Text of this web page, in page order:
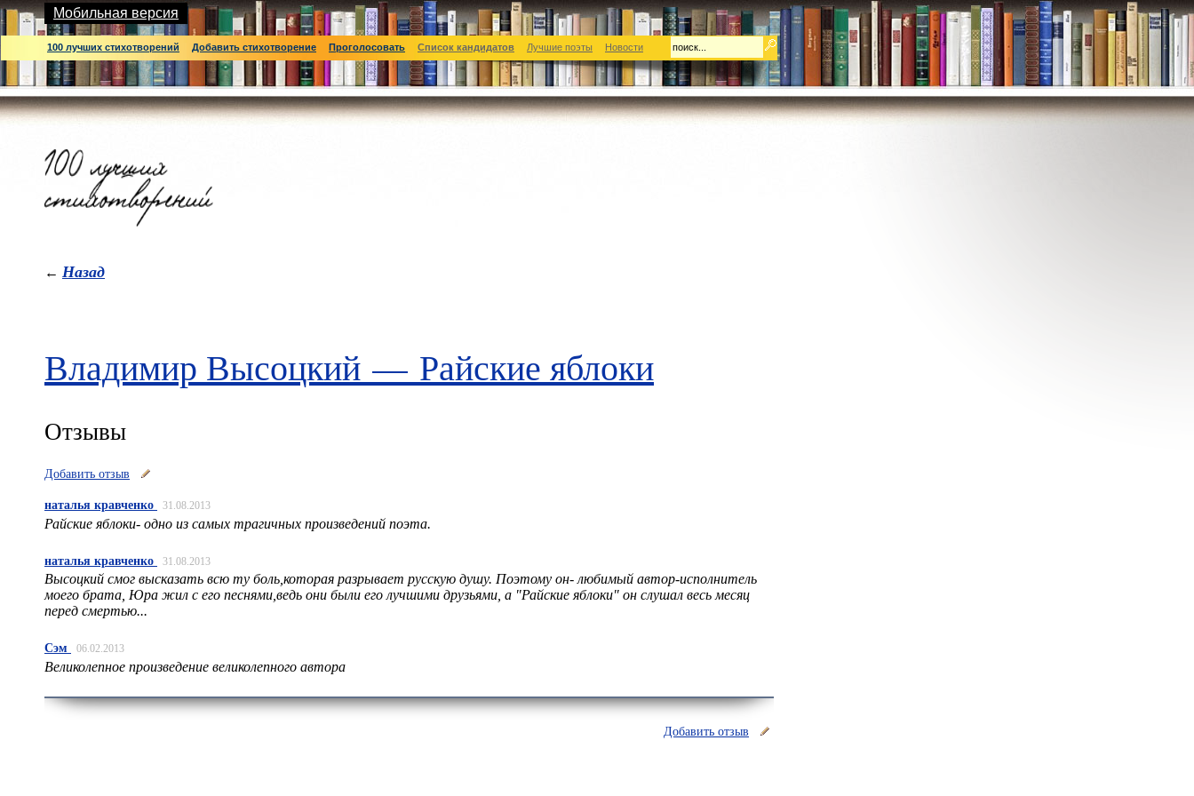
Мобильная версия
100 лучших стихотворений Добавить стихотворение Проголосовать Список кандидатов Лучшие поэты Новости
← Назад
Владимир Высоцкий — Райские яблоки
Отзывы
Добавить отзыв
наталья кравченко 31.08.2013
Райские яблоки- одно из самых трагичных произведений поэта.
наталья кравченко 31.08.2013
Высоцкий смог высказать всю ту боль,которая разрывает русскую душу. Поэтому он- любимый автор-исполнитель
моего брата, Юра жил с его песнями,ведь они были его лучшими друзьями, а "Райские яблоки" он слушал весь месяц
перед смертью...
Сэм 06.02.2013
Великолепное произведение великолепного автора
Добавить отзыв